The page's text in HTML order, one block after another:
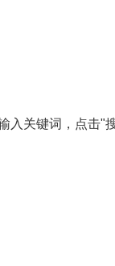
入关键词，点击